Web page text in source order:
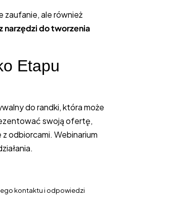
zaufanie, ale również
narzędzi do tworzenia
Etapu
do randki, która może
swoją ofertę,
odbiorcami. Webinarium
kontaktu i odpowiedzi